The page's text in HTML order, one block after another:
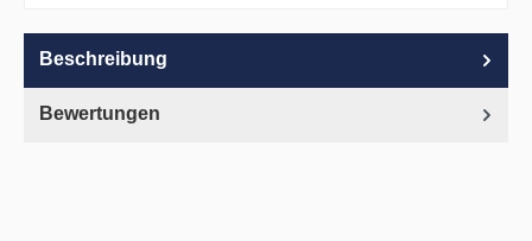
Beschreibung
Bewertungen